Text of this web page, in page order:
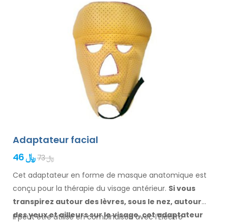
Adaptateur facial
46 ﷼
73 ﷼
Cet adaptateur en forme de masque anatomique est
conçu pour la thérapie du visage antérieur. Si vous
transpirez autour des lèvres, sous le nez, autour
des yeuxet ailleurssur le visage, cet adaptateur
Il peut être utilisé en combinaison avec l'Electro